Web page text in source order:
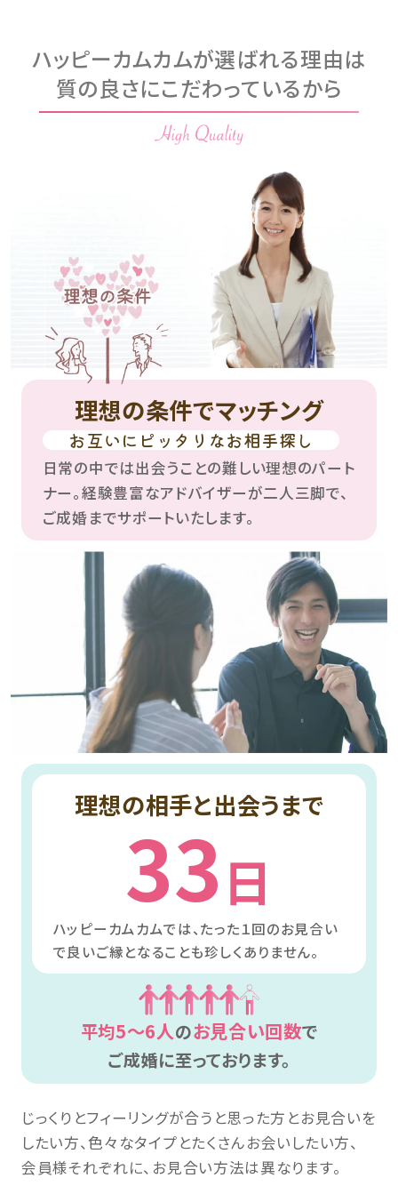
ハッピーカムカムが選ばれる理由は
質の良さにこだわっているから
理想の条件でマッチング
お互いにピッタリなお相手探し
日常の中では出会うことの難しい理想のパート
ナー。経験豊富なアドバイザーが二人三脚で、
ご成婚までサポートいたします。
理想の相手と出会うまで
33日
ハッピーカムカムでは、たった１回のお見合い
で良いご縁となることも珍しくありません。
平均5～6人のお見合い回数で
ご成婚に至っております。
じっくりとフィーリングが合うと思った方とお見合いを
したい方、色々なタイプとたくさんお会いしたい方、
会員様それぞれに、お見合い方法は異なります。